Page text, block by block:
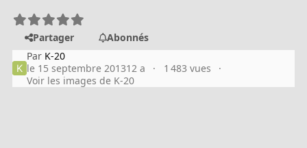
Partager
Abonnés
Par K-20
le 15 septembre 201312 a
1 483 vues
Voir les images de K-20